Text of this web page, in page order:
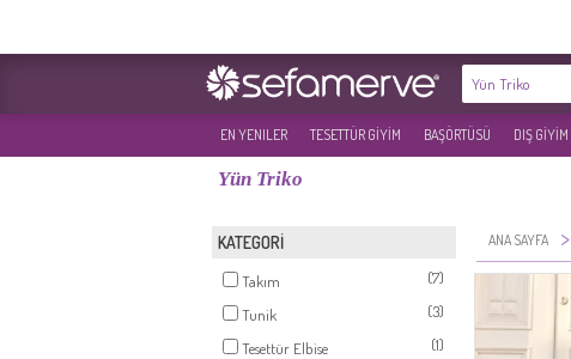
EN YENILER TESETTÜR GİYİM BAŞÖRTÜSÜ DIŞ GİYİM
Yün Triko
KATEGORİ
Takım
(7)
Tunik
(3)
Tesettür Elbise
(1)
ANA SAYFA >